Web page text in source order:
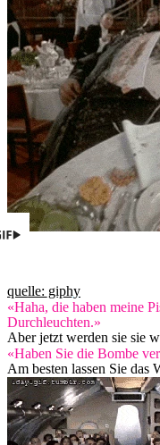
quelle: giphy
«Haha, die haben meine
Durchleuchten.»
Aber jetzt werden sie sie
«Haben Sie die Bombe
Am besten lassen Sie das